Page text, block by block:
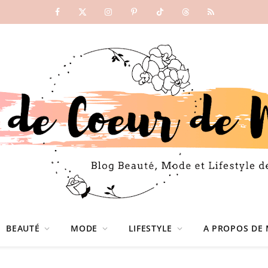
Facebook
X
InstagramPinterestTikTokThreadsRSS
BEAUTÉ MODE LIFESTYLE A PROPOS DE